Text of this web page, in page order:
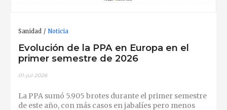
Sanidad Noticia
Evolución de la PPA en Europa en el
primer semestre de 2026
01-jul-2026
La PPA sumó 5.905 brotes durante el primer semestre
de este año, con más casos en jabalíes pero menos